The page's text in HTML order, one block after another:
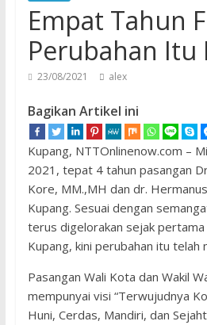
Empat Tahun
Perubahan Itu
23/08/2021 alex
Bagikan Artikel ini
Kupang, NTTOnlinenow.com –
2021, tepat 4 tahun pasangan
Kore, MM.,MH dan dr.
Kupang. Sesuai dengan
terus digelorakan sejak
Kupang, kini perubahan itu telah
Pasangan Wali Kota dan Wakil
mempunyai visi “Terwujudnya
Huni, Cerdas, Mandiri, dan